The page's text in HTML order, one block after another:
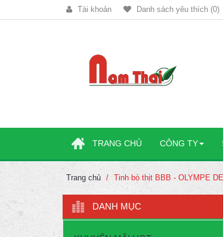
Tài khoản Danh sách yêu thích (0)
TRANG CHỦ CÔNG TY
Trang chủ Tinh bò thịt BBB - OLYMPE
DANH MỤC